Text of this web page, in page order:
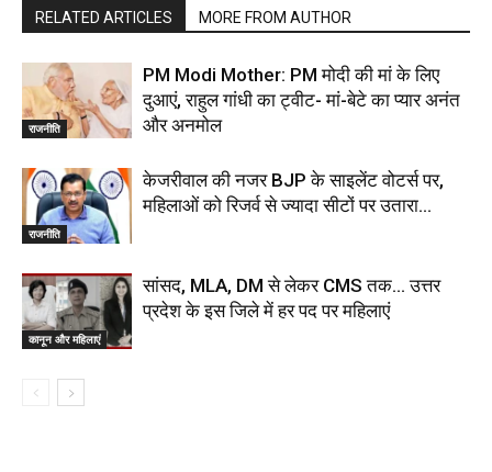
RELATED ARTICLES MORE FROM AUTHOR
राजनीति
PM Modi Mother: PM मोदी की मां के लिए
दुआएं, राहुल गांधी का ट्वीट- मां-बेटे का प्यार अनंत
और अनमोल
राजनीति
केजरीवाल की नजर BJP के साइलेंट वोटर्स पर,
महिलाओं को रिजर्व से ज्यादा सीटों पर उतारा…
कानून और महिलाएं
सांसद, MLA, DM से लेकर CMS तक… उत्तर
प्रदेश के इस जिले में हर पद पर महिलाएं